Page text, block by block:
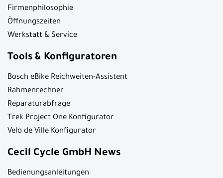
Firmenphilosophie
Öffnungszeiten
Werkstatt & Service
Tools & Konfiguratoren
Bosch eBike Reichweiten-Assistent
Rahmenrechner
Reparaturabfrage
Trek Project One Konfigurator
Velo de Ville Konfigurator
Cecil Cycle GmbH News
Bedienungsanleitungen